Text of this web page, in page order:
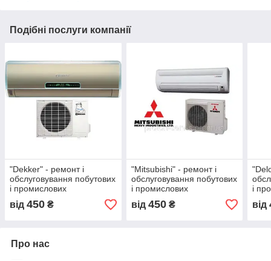
Подібні послуги компанії
"Dekker" - ремонт і
обслуговування побутових
і промислових
кондиціонерів.
від 450 ₴
"Mitsubishi" - ремонт і
обслуговування побутових
і промислових
кондиціонерів.
від 450₴
і
від
Про нас